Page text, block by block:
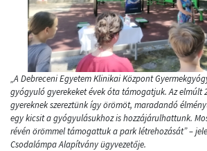
„A Debreceni Egyetem Klinikai Központ
gyógyuló gyerekeket évek óta támogatjuk. Az elmúlt
gyereknek szereztünk így örömöt, maradandó
egy kicsit a gyógyulásukhoz is hozzájárulhattunk.
révén örömmel támogattuk a park létrehozását” –
Csodalámpa Alapítvány ügyvezetője.